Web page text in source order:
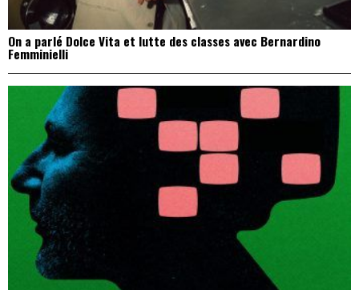
On a parlé Dolce Vita et lutte des classes avec Bernardino
Femminielli